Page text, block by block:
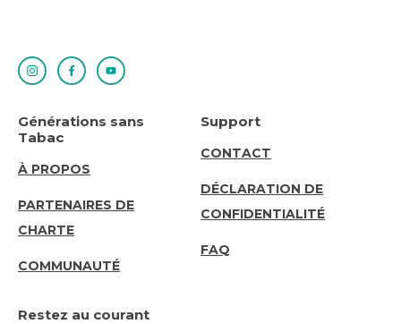
Générations sans
Tabac
ABOUT
US
À PROPOS
PARTENAIRES DE
CHARTE
COMMUNAUTÉ
Support
SUPPORT
CONTACT
DÉCLARATION DE
CONFIDENTIALITÉ
FAQ
Restez au courant